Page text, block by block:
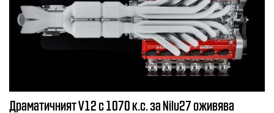
Драматичният V12 с 1070 к.с. за Nilu27 оживява